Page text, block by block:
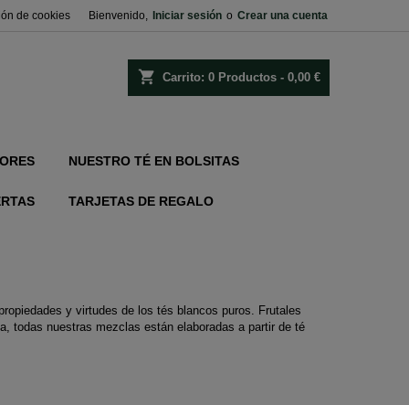
Bienvenido, Iniciar sesión o Crear una cuenta
de cookies
shopping_cart Carrito: 0 Productos - 0,00 €
NUESTRO TÉ EN BOLSITAS
TARJETAS DE REGALO
y virtudes de los tés blancos puros. Frutales
todas nuestras mezclas están elaboradas a partir de té